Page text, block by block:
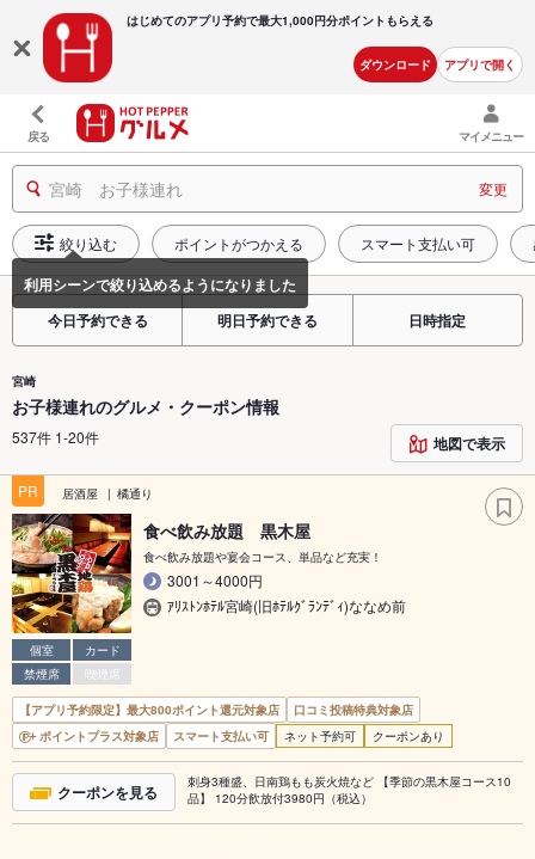
はじめてのアプリ予約で最大1,000円分ポイントもらえる
ダウンロード アプリで開く
戻る マイメニュー
宮崎 お子様連れ 変更
絞り込む ポイントがつかえる スマート支払い可
今日予約できる 明日予約できる 日時指定
宮崎
お子様連れのグルメ・クーポン情報
537件 1-20件 地図で表示
PR 居酒屋 橘通り
個室
カード
禁煙席
喫煙席
食べ飲み放題 黒木屋
食べ飲み放題や宴会コース、単品など充実！
3001～4000円
ｱﾘｽﾄﾝﾎﾃﾙ宮崎(旧ﾎﾃﾙｸﾞﾗﾝﾃﾞｨ)ななめ前
【アプリ予約限定】最大800ポイント還元対象店
口コミ投稿特典対象店
ポイントプラス対象店
スマート支払い可 ネット予約可 クーポンあり
クーポンを見る
刺身3種盛、日南鶏もも炭火焼など 【季節の黒木屋コース10
品】 120分飲放付3980円（税込）